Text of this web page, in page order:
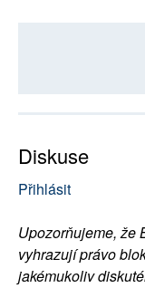
Diskuse
Přihlásit
Upozorňujeme, že
vyhrazují právo
jakémukoliv